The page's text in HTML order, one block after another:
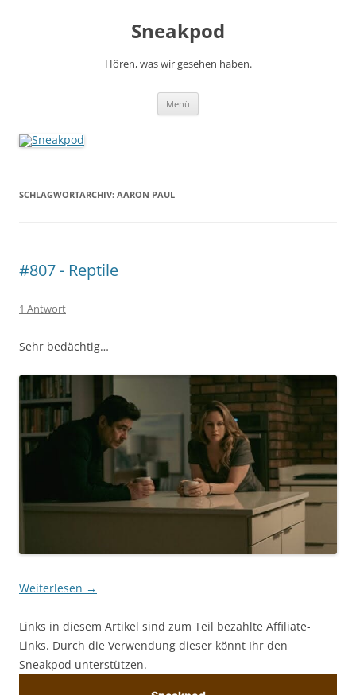
Sneakpod
Hören, was wir gesehen haben.
Menü
SCHLAGWORTARCHIV: AARON PAUL
#807 - Reptile
1 Antwort
Sehr bedächtig…
Weiterlesen →
Links in diesem Artikel sind zum Teil bezahlte Affiliate-
Links. Durch die Verwendung dieser könnt Ihr den
Sneakpod unterstützen.